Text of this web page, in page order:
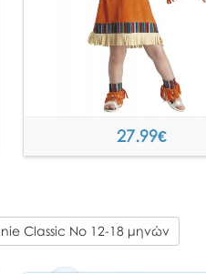
27.99€
Classic Νο 12-18 μηνών